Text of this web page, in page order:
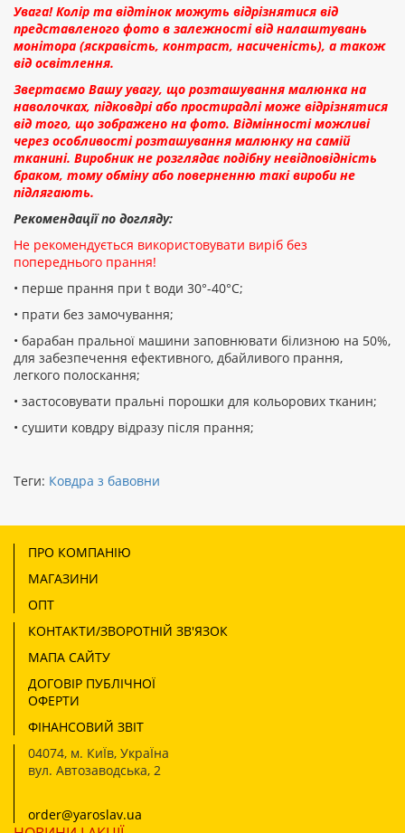
Увага! Колір та відтінок можуть відрізнятися від
представленого фото в залежності від налаштувань
монітора (яскравість, контраст, насиченість), а також
від освітлення.
Звертаємо Вашу увагу, що розташування малюнка на
наволочках, підковдрі або простирадлі може відрізнятися
від того, що зображено на фото. Відмінності можливі
через особливості розташування малюнку на самій
тканині. Виробник не розглядає подібну невідповідність
браком, тому обміну або поверненню такі вироби не
підлягають.
Рекомендації по догляду:
Не рекомендується використовувати виріб без
попереднього прання!
• перше прання при t води 30°-40°C;
• прати без замочування;
• барабан пральної машини заповнювати білизною на 50%,
для забезпечення ефективного, дбайливого прання,
легкого полоскання;
• застосовувати пральні порошки для кольорових тканин;
• сушити ковдру відразу після прання;
Теги: Ковдра з бавовни
ПРО КОМПАНІЮ
МАГАЗИНИ
ОПТ
КОНТАКТИ/ЗВОРОТНІЙ ЗВ'ЯЗОК
МАПА САЙТУ
ДОГОВІР ПУБЛІЧНОЇ
ОФЕРТИ
ФІНАНСОВИЙ ЗВІТ
04074, м. КиЇв, УкраЇна
вул. Автозаводська, 2
order@yaroslav.ua